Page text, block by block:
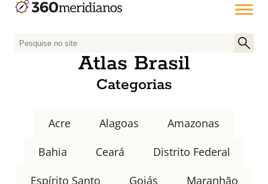
P
Atlas Brasil
Categorias
Acre Alagoas
Amazonas
Bahia
Ceará
Distrito Federal
Espírito Santo
Goiás
Maranhão